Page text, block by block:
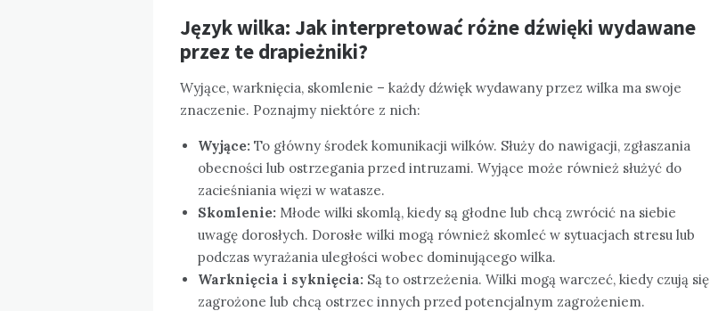
Język wilka: Jak interpretować różne dźwięki wydawane
przez te drapieżniki?
Wyjące, warknięcia, skomlenie – każdy dźwięk wydawany przez wilka ma swoje
znaczenie. Poznajmy niektóre z nich:
Wyjące: To główny środek komunikacji wilków. Służy do nawigacji, zgłaszania
obecności lub ostrzegania przed intruzami. Wyjące może również służyć do
zacieśniania więzi w watasze.
Skomlenie: Młode wilki skomlą, kiedy są głodne lub chcą zwrócić na siebie
uwagę dorosłych. Dorosłe wilki mogą również skomleć w sytuacjach stresu lub
podczas wyrażania uległości wobec dominującego wilka.
Warknięcia i syknięcia: Są to ostrzeżenia. Wilki mogą warczeć, kiedy czują się
zagrożone lub chcą ostrzec innych przed potencjalnym zagrożeniem.